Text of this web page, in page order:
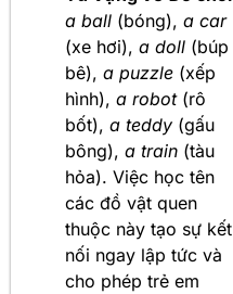
a ball (bóng), a car
(xe hơi), a doll (búp
bê), a puzzle (xếp
hình), a robot(rô
bốt), a teddy (gấu
bông), a train (tàu
hỏa). Việc học tên
các đồ vật quen
thuộc này tạo sự kết
nối ngay lập tức và
cho phép trẻ em